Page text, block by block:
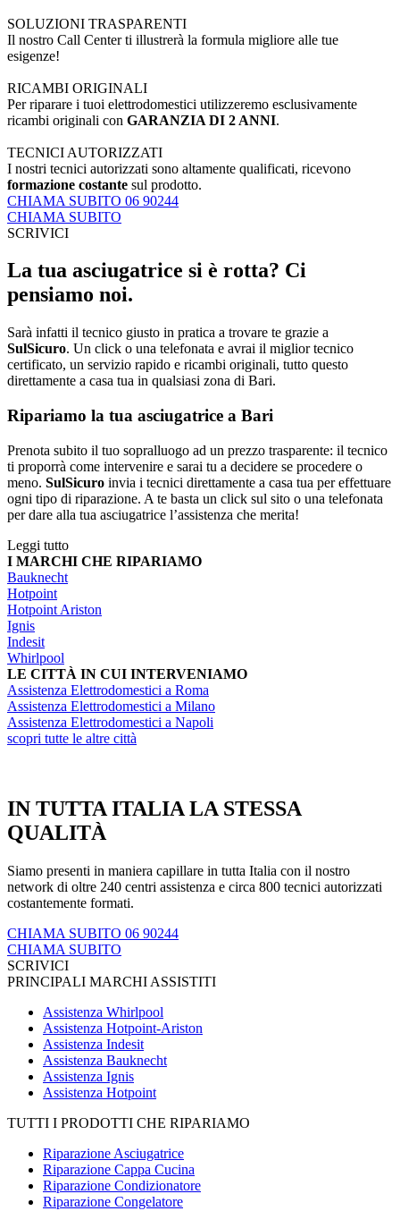
SOLUZIONI TRASPARENTI
Il nostro Call Center ti illustrerà la formula migliore alle tue
esigenze!
RICAMBI ORIGINALI
Per riparare i tuoi elettrodomestici utilizzeremo esclusivamente
ricambi originali con GARANZIA DI 2 ANNI.
TECNICI AUTORIZZATI
I nostri tecnici autorizzati sono altamente qualificati, ricevono
formazione costante sul prodotto.
CHIAMA SUBITO 06 90244
CHIAMA SUBITO
SCRIVICI
La tua asciugatrice si è rotta? Ci
pensiamo noi.
Sarà infatti il tecnico giusto in pratica a trovare te grazie a
SulSicuro. Un click o una telefonata e avrai il miglior tecnico
certificato, un servizio rapido e ricambi originali, tutto questo
direttamente a casa tua in qualsiasi zona di Bari.
Ripariamo la tua asciugatrice a Bari
Prenota subito il tuo sopralluogo ad un prezzo trasparente: il tecnico
ti proporrà come intervenire e sarai tu a decidere se procedere o
meno. SulSicuro invia i tecnici direttamente a casa tua per effettuare
ogni tipo di riparazione. A te basta un click sul sito o una telefonata
per dare alla tua asciugatrice l’assistenza che merita!
Leggi tutto
I MARCHI CHE RIPARIAMO
Bauknecht
Hotpoint
Hotpoint Ariston
Ignis
Indesit
Whirlpool
LE CITTÀ IN CUI INTERVENIAMO
Assistenza Elettrodomestici a Roma
Assistenza Elettrodomestici a Milano
Assistenza Elettrodomestici a Napoli
scopri tutte le altre città
IN TUTTA ITALIA LA STESSA
QUALITÀ
Siamo presenti in maniera capillare in tutta Italia con il nostro
network di oltre 240 centri assistenza e circa 800 tecnici autorizzati
costantemente formati.
CHIAMA SUBITO 06 90244
CHIAMA SUBITO
SCRIVICI
PRINCIPALI MARCHI ASSISTITI
Assistenza Whirlpool
Assistenza Hotpoint-Ariston
Assistenza Indesit
Assistenza Bauknecht
Assistenza Ignis
Assistenza Hotpoint
TUTTI I PRODOTTI CHE RIPARIAMO
Riparazione Asciugatrice
Riparazione Cappa Cucina
Riparazione Condizionatore
Riparazione Congelatore